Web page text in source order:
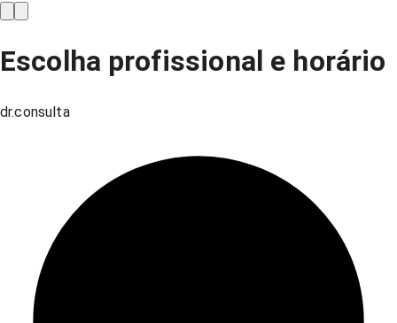
Escolha profissional e horário
dr.consulta